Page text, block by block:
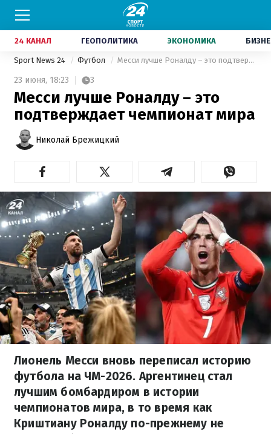
24 КАНАЛ ГЕОПОЛИТИКА ЭКОНОМИКА
Sport News 24 Футбол Месси лучше Роналду – это подтверждает чемпионат мира
23 июня, 18:23 3
Месси лучше Роналду – это
подтверждает чемпионат мира
Николай Брежицкий
Лионель Месси вновь переписал историю
футбола на ЧМ-2026. Аргентинец стал
лучшим бомбардиром в истории
чемпионатов мира, в то время как
Криштиану Роналду по-прежнему не